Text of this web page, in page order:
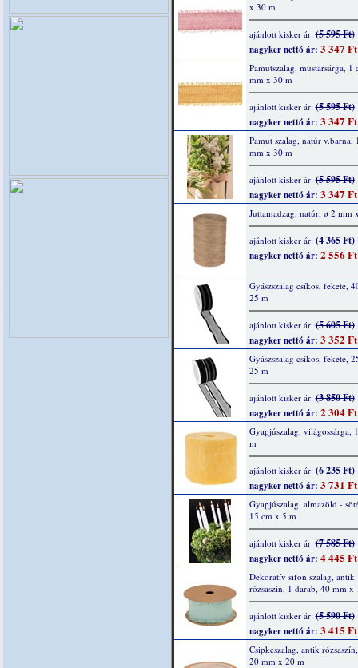
x 30 m
ajánlott kisker ár:(5 595 Ft)
nagyker nettó ár: 3 347 Ft
Pamutszalag, mustársárga, 1
mm x 30 m
ajánlott kisker ár:(5 595 Ft)
nagyker nettó ár: 3 347 Ft
Pamut szalag, natúr v.barna,
mm x 30 m
ajánlott kisker ár:(5 595 Ft)
nagyker nettó ár: 3 347 Ft
Juttamadzag, natúr, ø 2 mm
ajánlott kisker ár:(4 365 Ft)
nagyker nettó ár: 2 556 Ft
Gyászszalag csíkos, fekete,
25 m
ajánlott kisker ár:(5 605 Ft)
nagyker nettó ár: 3 352 Ft
Gyászszalag csíkos, fekete,
25 m
ajánlott kisker ár:(3 850 Ft)
nagyker nettó ár: 2 304 Ft
Gyapjúszalag, világossárga,
m
ajánlott kisker ár:(6 235 Ft)
nagyker nettó ár: 3 731 Ft
Gyapjúszalag, almazöld -
15 cm x 5 m
ajánlott kisker ár:(7 585 Ft)
nagyker nettó ár: 4 445 Ft
Dekoratív sifon szalag, antik
rózsaszín, 1 darab, 40 mm x
ajánlott kisker ár:(5 590 Ft)
nagyker nettó ár: 3 415 Ft
Csipkeszalag, antik
20 mm x 20 m